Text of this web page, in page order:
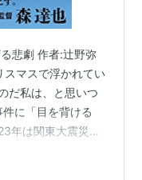
悲劇 作者:辻野弥
マスで浮かれてい
だ私は、と思いつ
に「目を背ける
年は関東大震災か
した“劇映画”を撮